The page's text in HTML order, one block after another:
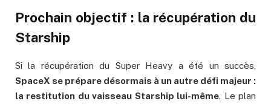
Prochain objectif : la récupération du
Starship
Si la récupération du Super Heavy a été un succès,
SpaceX se prépare désormais à un autre défi majeur :
la restitution du vaisseau Starship lui-même. Le plan